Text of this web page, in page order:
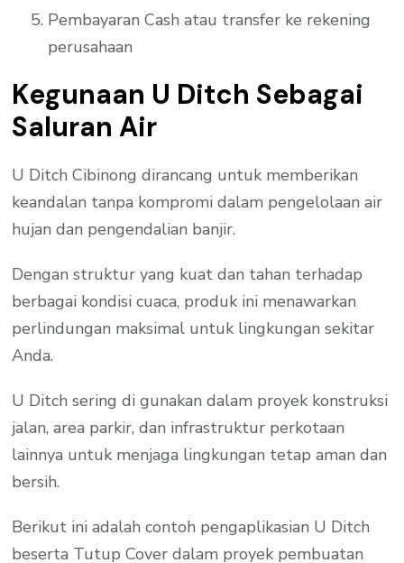
Pembayaran Cash atau transfer ke rekening
perusahaan
Kegunaan U Ditch Sebagai
Saluran Air
U Ditch Cibinong dirancang untuk memberikan
keandalan tanpa kompromi dalam pengelolaan air
hujan dan pengendalian banjir.
Dengan struktur yang kuat dan tahan terhadap
berbagai kondisi cuaca, produk ini menawarkan
perlindungan maksimal untuk lingkungan sekitar
Anda.
U Ditch sering di gunakan dalam proyek konstruksi
jalan, area parkir, dan infrastruktur perkotaan
lainnya untuk menjaga lingkungan tetap aman dan
bersih.
Berikut ini adalah contoh pengaplikasian U Ditch
beserta Tutup Cover dalam proyek pembuatan